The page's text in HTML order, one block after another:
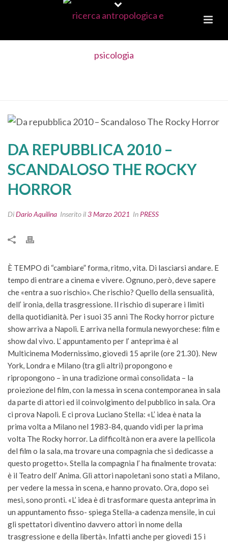
DA REPUBBLICA 2010 –
SCANDALOSO THE ROCKY
HORROR
DiDario Aquilina Inserito il3 Marzo 2021 In PRESS
È TEMPO di “cambiare” forma, ritmo, vita. Di lasciarsi andare. E
tempo di entrare a cinema e vivere. Ognuno, però, deve sapere
che «entra a suo rischio». Che rischio? Quello della sensualità,
dell’ ironia, della trasgressione. Il rischio di superare i limiti
della quotidianità. Per i suoi 35 anni The Rocky horror picture
show arriva a Napoli. E arriva nella formula newyorchese: film e
show dal vivo. L’ appuntamento per l’ anteprima è al
Multicinema Modernissimo, giovedì 15 aprile (ore 21.30). New
York, Londra e Milano (tra gli altri) propongono e
ripropongono – in una tradizione ormai consolidata – la
proiezione del film, con la messa in scena contemporanea in sala
da parte di attori ed il coinvolgimento del pubblico in sala. Ora
ci prova Napoli. E ci prova Luciano Stella: «L’ idea è nata la
prima volta a Milano nel 1983-84, quando vidi per la prima
volta The Rocky horror. La difficoltà non era avere la pellicola
del film o la sala, ma trovare una compagnia che si dedicasse a
questo progetto». Stella la compagnia l’ ha finalmente trovata:
è il Teatro dell’ Anima. Gli attori napoletani sono stati a Milano,
per vedere la messa in scena, e hanno provato. Ora, dopo sei
mesi, sono pronti. «L’ idea è di trasformare questa anteprima in
un appuntamento fisso- spiega Stella-a cadenza mensile, in cui
gli spettatori diventino davvero attori in nome della
trasgressione e della libertà». Infatti anche per giovedì 15 i